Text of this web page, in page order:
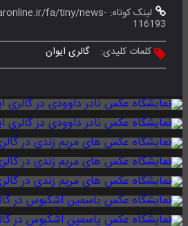
لینک کوتاه: fa/tiny/news-
116193
کلمات کلیدی:
گالری ایوان